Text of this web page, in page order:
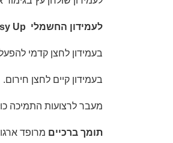
לעמידון החשמלי Easy Up מנוע ה 300w-230V עם בקרה אלקטרונית
בעמידון לחצן קדמי
בעמידון קיים לחצן חירום.
מעבר לרצועות התמיכה
תומך ברכיים מרופד